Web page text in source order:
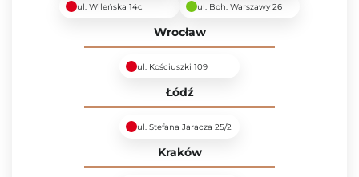
ul. Wileńska 14c ul. Boh. Warszawy 26
Wrocław
ul. Kościuszki 109
Łódź
ul. Stefana Jaracza 25/2
Kraków